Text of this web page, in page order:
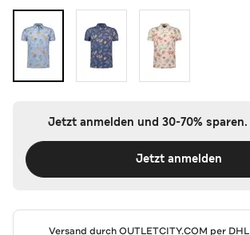
Jetzt anmelden und 30-70% sparen.
Jetzt anmelden
Versand durchOUTLETCITY.COM per DHL